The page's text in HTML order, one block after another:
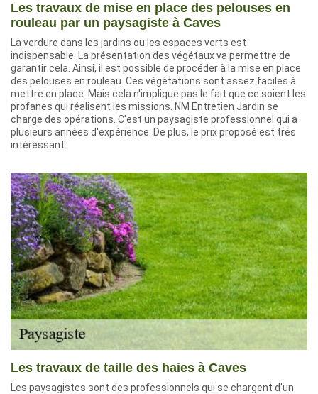
Les travaux de mise en place des pelouses en
rouleau par un paysagiste à Caves
La verdure dans les jardins ou les espaces verts est
indispensable. La présentation des végétaux va permettre de
garantir cela. Ainsi, il est possible de procéder à la mise en place
des pelouses en rouleau. Ces végétations sont assez faciles à
mettre en place. Mais cela n'implique pas le fait que ce soient les
profanes qui réalisent les missions. NM Entretien Jardin se
charge des opérations. C'est un paysagiste professionnel qui a
plusieurs années d'expérience. De plus, le prix proposé est très
intéressant.
Les travaux de taille des haies à Caves
Les paysagistes sont des professionnels qui se chargent d'un